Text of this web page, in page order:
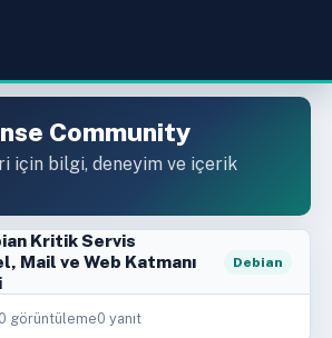
Community
için bilgi, deneyim ve içerik
Kritik Servis
Mail ve Web Katmanı
Debian
görüntüleme0 yanıt